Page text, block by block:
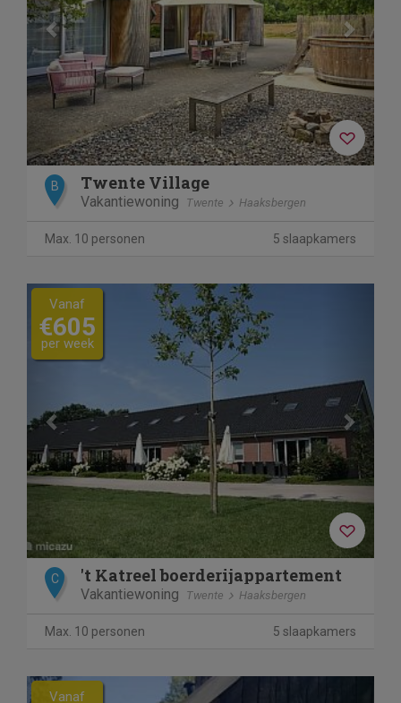
B Twente Village
Vakantiewoning Twente Haaksbergen
Max. 10 personen 5 slaapkamers
Previous
Vanaf
€605
per week
C 't Katreel boerderijappartement
Vakantiewoning Twente Haaksbergen
Max. 10 personen 5 slaapkamers
Previous
Vanaf